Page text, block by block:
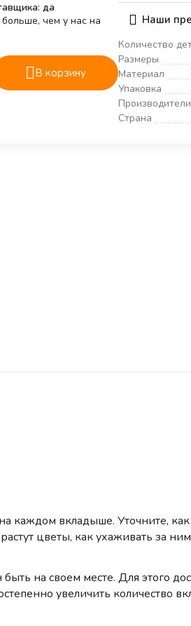
да
чем у нас на
В корзину
Наши
Количество
Размеры
Материал
Упаковка
Производители
Страна
каждом вкладыше. Уточните,
цветы, как ухаживать за
на своем месте. Для этого
увеличить количество